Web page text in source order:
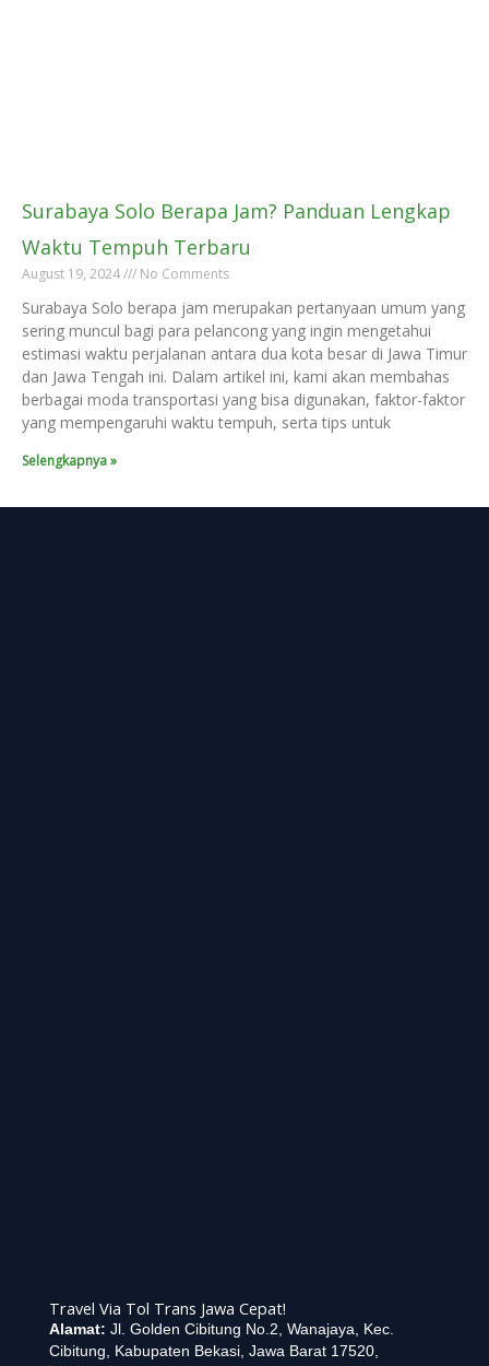
Surabaya Solo Berapa Jam? Panduan Lengkap
Waktu Tempuh Terbaru
August 19, 2024 No Comments
Surabaya Solo berapa jam merupakan pertanyaan umum yang
sering muncul bagi para pelancong yang ingin mengetahui
estimasi waktu perjalanan antara dua kota besar di Jawa Timur
dan Jawa Tengah ini. Dalam artikel ini, kami akan membahas
berbagai moda transportasi yang bisa digunakan, faktor-faktor
yang mempengaruhi waktu tempuh, serta tips untuk
Selengkapnya »
Travel Via Tol Trans Jawa Cepat!
Alamat: Jl. Golden Cibitung No.2, Wanajaya, Kec.
Cibitung, Kabupaten Bekasi, Jawa Barat 17520,